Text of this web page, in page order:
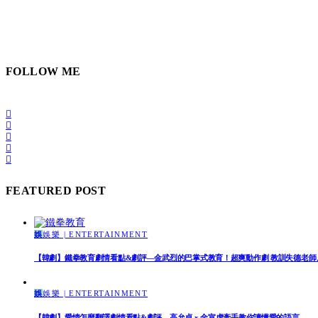
FOLLOW ME
FEATURED POST
娛娛樂 | ENTERTAINMENT
【韓劇】鐵拳教育劇情看點&劇評—金武烈的巴掌式教育！超爽動作劇 教訓失德老
娛娛樂 | ENTERTAINMENT